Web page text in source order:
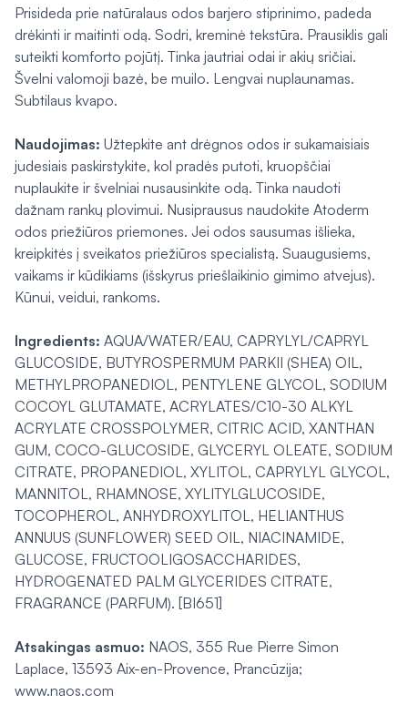
Prisideda prie natūralaus odos barjero stiprinimo, padeda
drėkinti ir maitinti odą. Sodri, kreminė tekstūra. Prausiklis gali
suteikti komforto pojūtį. Tinka jautriai odai ir akių sričiai.
Švelni valomoji bazė, be muilo. Lengvai nuplaunamas.
Subtilaus kvapo.
Naudojimas: Užtepkite ant drėgnos odos ir sukamaisiais
judesiais paskirstykite, kol pradės putoti, kruopščiai
nuplaukite ir švelniai nusausinkite odą. Tinka naudoti
dažnam rankų plovimui. Nusiprausus naudokite Atoderm
odos priežiūros priemones. Jei odos sausumas išlieka,
kreipkitės į sveikatos priežiūros specialistą. Suaugusiems,
vaikams ir kūdikiams (išskyrus priešlaikinio gimimo atvejus).
Kūnui, veidui, rankoms.
Ingredients: AQUA/WATER/EAU, CAPRYLYL/CAPRYL
GLUCOSIDE, BUTYROSPERMUM PARKII (SHEA) OIL,
METHYLPROPANEDIOL, PENTYLENE GLYCOL, SODIUM
COCOYL GLUTAMATE, ACRYLATES/C10-30 ALKYL
ACRYLATE CROSSPOLYMER, CITRIC ACID, XANTHAN
GUM, COCO-GLUCOSIDE, GLYCERYL OLEATE, SODIUM
CITRATE, PROPANEDIOL, XYLITOL, CAPRYLYL GLYCOL,
MANNITOL, RHAMNOSE, XYLITYLGLUCOSIDE,
TOCOPHEROL, ANHYDROXYLITOL, HELIANTHUS
ANNUUS (SUNFLOWER) SEED OIL, NIACINAMIDE,
GLUCOSE, FRUCTOOLIGOSACCHARIDES,
HYDROGENATED PALM GLYCERIDES CITRATE,
FRAGRANCE (PARFUM). [BI651]
Atsakingas asmuo: NAOS, 355 Rue Pierre Simon
Laplace, 13593 Aix-en-Provence, Prancūzija;
www.naos.com